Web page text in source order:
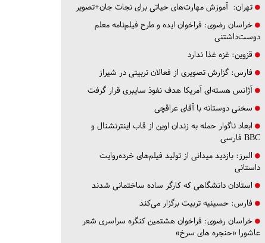
تهران: آموزش مهارت‌های حیاتی برای نجات جان+تصویر
خراسان رضوی: فراخوان ایده و طرح فیلم‌نامه معلم
دوست‌داشتنی
قزوین: غزه غذا ندارد
فارس: گزارش تصویری از فعالان تربیتی در شیراز
آژانس هسته‌ای آمریکا هدف نفوذ سایبری قرار گرفت
سخنی دوستانه با آقای عراقچی
ابعاد ناگوار حمله به زندان اوین از قاب اینترنشنال و
BBC فارسی
البرز: بازدید میدانی از تولید فیلم‌های خرده‌روایت
داستانی
استادان دانشگاهی که کارگر ساده ساختمانی شدند
فارس: حسینیه تربیت برگزار می‌کند
خراسان رضوی: فراخوان هشتمین کنگره سراسری شعر
عاشورا «حنجره های سرخ»